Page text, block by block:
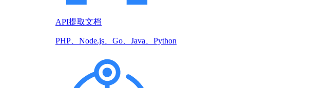
API提取文档
PHP、Node.js、Go、Java、Python